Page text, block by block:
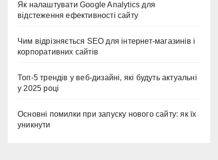
Як налаштувати Google Analytics для
відстеження ефективності сайту
Чим відрізняється SEO для інтернет-магазинів і
корпоративних сайтів
Топ-5 трендів у веб-дизайні, які будуть актуальні
у 2025 році
Основні помилки при запуску нового сайту: як їх
уникнути